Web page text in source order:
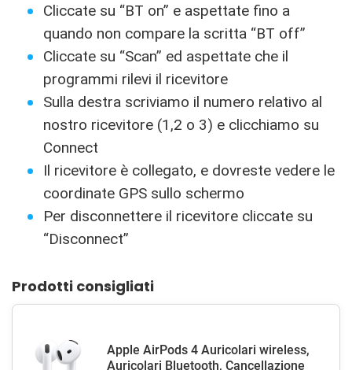
Cliccate su “BT on” e aspettate fino a
quando non compare la scritta “BT off”
Cliccate su “Scan” ed aspettate che il
programmi rilevi il ricevitore
Sulla destra scriviamo il numero relativo al
nostro ricevitore (1,2 o 3) e clicchiamo su
Connect
Il ricevitore è collegato, e dovreste vedere le
coordinate GPS sullo schermo
Per disconnettere il ricevitore cliccate su
“Disconnect”
Prodotti consigliati
Apple AirPods 4 Auricolari wireless,
Auricolari Bluetooth, Cancellazione